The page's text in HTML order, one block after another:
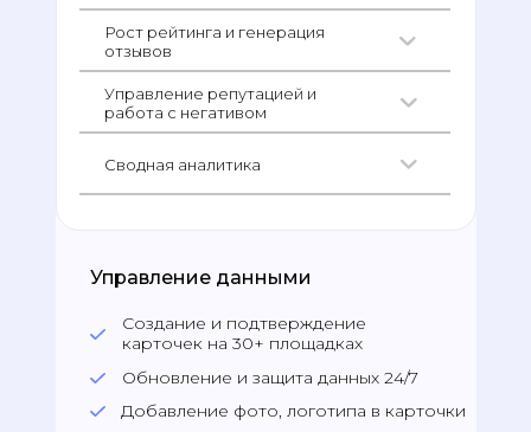
клиентов
площадок
AI-
Управление данными
Создание и подтверждение
карточек на 30+ площадках
Обновление и защита данных 24/7
Рост рейтинга и генерация
отзывов
Управление репутацией и
работа с негативом
Добавление фото, логотипа в карточки
Сводная аналитика